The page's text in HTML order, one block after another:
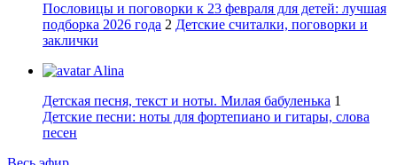
Пословицы и поговорки к 23 февраля для детей: лучшая
подборка 2026 года 2 Детские считалки, поговорки и
заклички
Alina
Детская песня, текст и ноты. Милая бабуленька 1
Детские песни: ноты для фортепиано и гитары, слова
песен